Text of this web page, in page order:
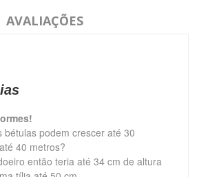
AVALIAÇÕES
bétulas podem crescer até 30
40 metros?
então teria até 34 cm de altura